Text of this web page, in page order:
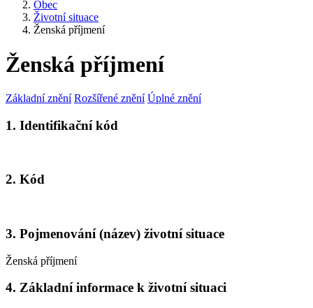
Obec
Životní situace
Ženská příjmení
Ženská příjmení
Základní znění Rozšířené znění Úplné znění
1. Identifikační kód
2. Kód
3. Pojmenování (název) životní situace
Ženská příjmení
4. Základní informace k životní situaci